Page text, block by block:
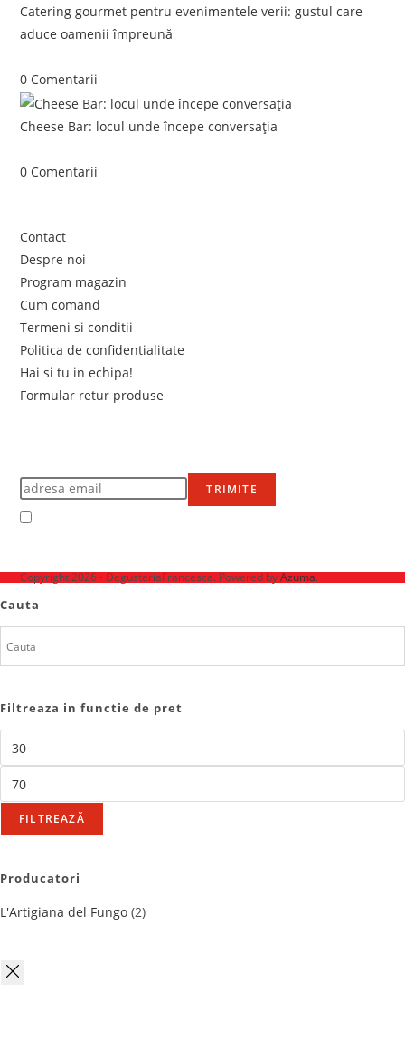
Catering gourmet pentru evenimentele verii: gustul care
aduce oamenii împreună
0 Comentarii
Cheese Bar: locul unde începe conversația
0 Comentarii
Contact
Despre noi
Program magazin
Cum comand
Termeni si conditii
Politica de confidentialitate
Hai si tu in echipa!
Formular retur produse
TRIMITE
Copyright 2026 - DegusteriaFrancesca. Powered byAzuma.
Cauta
Filtreaza in functie de pret
FILTREAZĂ
Producatori
L'Artigiana del Fungo (2)